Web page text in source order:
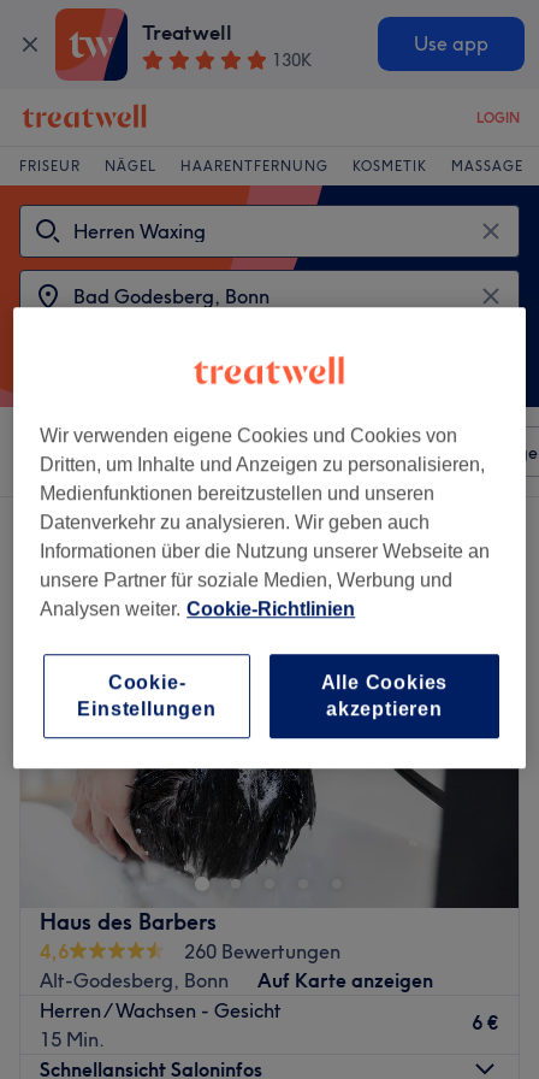
Treatwell
130K
Use app
LOGIN
FRISEUR NÄGEL HAARENTFERNUNG KOSMETIK MASSAGE
Sortieren nach Beliebiger Preis
2 Salons die anbieten:
herren waxing in der Nähe von Bad Godesberg, Bonn
Haus des Barbers
4,6
260 Bewertungen
Alt-Godesberg, Bonn
Auf Karte anzeigen
Herren / Wachsen - Gesicht
15 Min.
6 €
Schnellansicht Saloninfos
Wir verwenden eigene Cookies und Cookies von
Dritten, um Inhalte und Anzeigen zu personalisieren,
Medienfunktionen bereitzustellen und unseren
Datenverkehr zu analysieren. Wir geben auch
Informationen über die Nutzung unserer Webseite an
unsere Partner für soziale Medien, Werbung und
Analysen weiter. Cookie-Richtlinien
Cookie-
Einstellungen
Alle Cookies
akzeptieren